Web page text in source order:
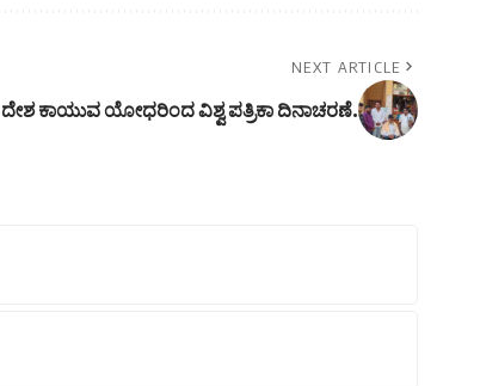
NEXT ARTICLE
ದೇಶ ಕಾಯುವ ಯೋಧರಿಂದ ವಿಶ್ವ ಪತ್ರಿಕಾ ದಿನಾಚರಣೆ.